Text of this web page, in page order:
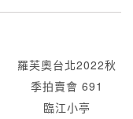
羅芙奧台北2022秋
季拍賣會 691
臨江小亭